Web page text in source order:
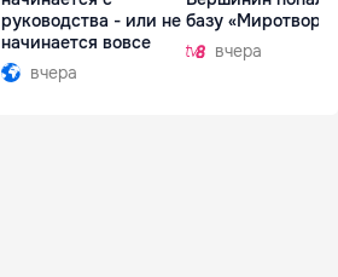
руководства - или не
начинается вовсе
вчера
базу
вчера